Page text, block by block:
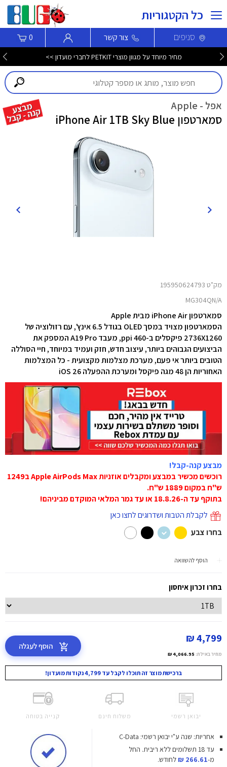
כל הקטגוריות
סניפים צור קשר 0
חדש! סמארטפון Nothing Phone (4b) עכשיו לרכישה >>>
אפל - Apple
סמארטפון iPhone Air 1TB Sky Blue
מק"ט 195950624793
MG304QN/A
סמארטפון iPhone Air מבית Apple
הסמארטפון מצויד במסך OLED בגודל 6.5 אינץ', עם רזולוציה של
2736X1260 פיקסלים ב-460 ppi, מעבד A19 Pro המספק את
הביצועים הגבוהים ביותר, עיצוב חדש, חזק ועמיד במיוחד, חיי הסוללה
הטובים ביותר אי פעם, מערכת מצלמות מקצועית - כל המצלמות
האחוריות הן 48 מגה פיקסל ומערכת ההפעלה iOS 26
מבצע קנה-קבל!
רוכשים מכשיר במבצע ומקבלים אוזניות Apple AirPods Max ב1249
ש"ח במקום 1889 ש"ח.
בתוקף עד ה-18.8.26 או עד גמר המלאי המוקדם מביניהם!
לקבלת הטבות ושדרוגים לחצו כאן
בחרו צבע
הוסף להשוואה
בחרו זכרון איחסון
4,799 ₪
מחיר באילת: 4,066.95 ₪
הוסף לעגלה
ברכישת מוצר זה תוכלו לקבל עד 4,799 נקודות מועדון!
יבואן רשמי משלוח חינם קנייה בטוחה
אחריות: שנה ע"י יבואן רשמי: C-Data
עד 18 תשלומים ללא ריבית.
החל
מ-266.61 ₪
לחודש.